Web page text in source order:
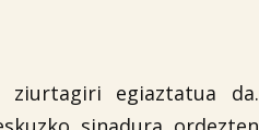
ziurtagiri egiaztatua da.